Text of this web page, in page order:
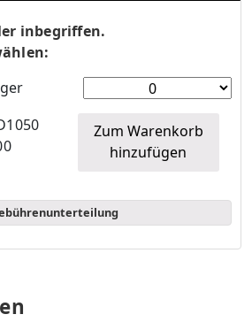
inbegriffen.
Zum Warenkorb
hinzufügen